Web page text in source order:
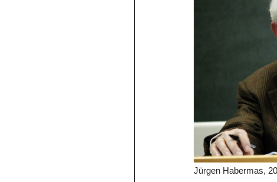
Jürgen Habermas,